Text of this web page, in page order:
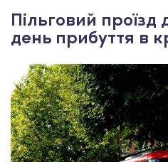
Пільговий проїзд
день прибуття в